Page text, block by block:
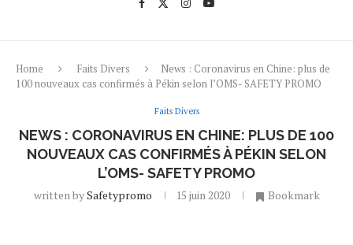
Home Faits Divers
News : Coronavirus en Chine: plus de
100 nouveaux cas confirmés à Pékin selon l’OMS- SAFETY PROMO
Faits Divers
NEWS : CORONAVIRUS EN CHINE: PLUS DE 100
NOUVEAUX CAS CONFIRMÉS À PÉKIN SELON
L’OMS- SAFETY PROMO
written bySafetypromo 15 juin 2020 Bookmark